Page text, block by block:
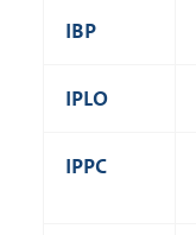
IBP
IPLO
IPPC